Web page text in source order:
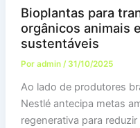
Bioplantas para
orgânicos animais
sustentáveis
Por admin / 31/10/2025
Ao lado de produtores
Nestlé antecipa metas
regenerativa para